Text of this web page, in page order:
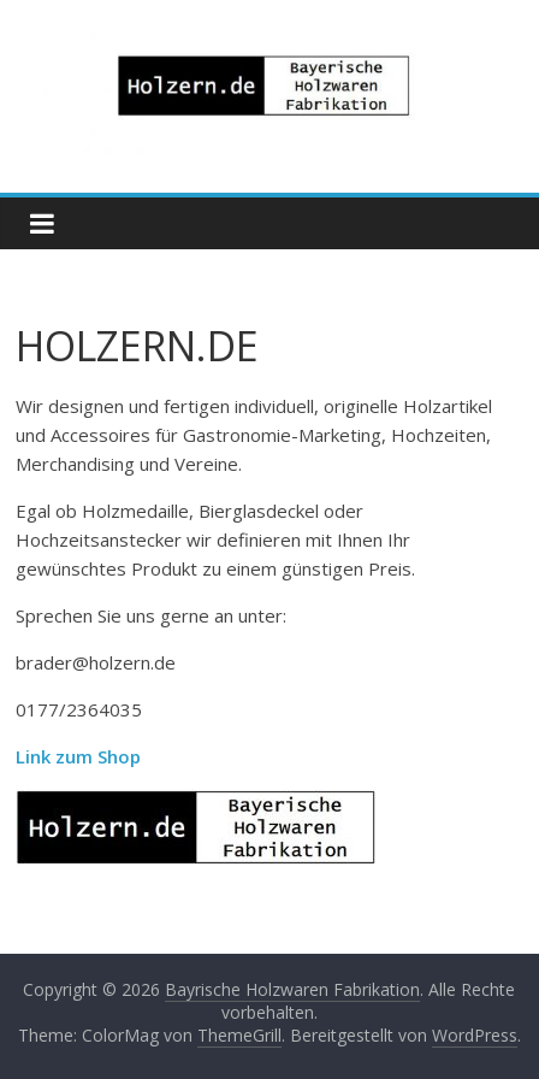
Bayrische
Holzwaren
Fabrikation
HOLZERN.DE
Wir designen und fertigen individuell, originelle Holzartikel
und Accessoires für Gastronomie-Marketing, Hochzeiten,
Merchandising und Vereine.
Egal ob Holzmedaille, Bierglasdeckel oder
Hochzeitsanstecker wir definieren mit Ihnen Ihr
gewünschtes Produkt zu einem günstigen Preis.
Sprechen Sie uns gerne an unter:
brader@holzern.de
0177/2364035
Link zum Shop
Copyright © 2026 Bayrische Holzwaren Fabrikation. Alle Rechte
vorbehalten.
Theme: ColorMag von ThemeGrill. Bereitgestellt von WordPress.